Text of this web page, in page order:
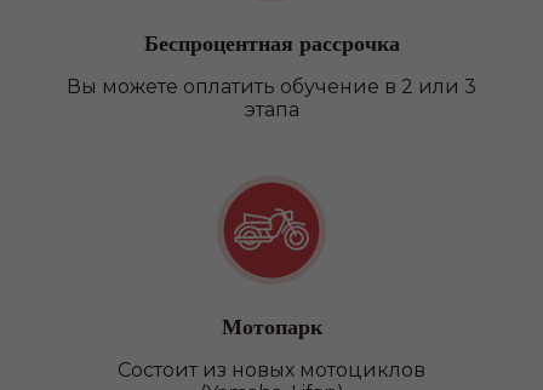
Беспроцентная рассрочка
Вы можете оплатить обучение в 2 или 3
этапа
Мотопарк
Состоит из новых мотоциклов